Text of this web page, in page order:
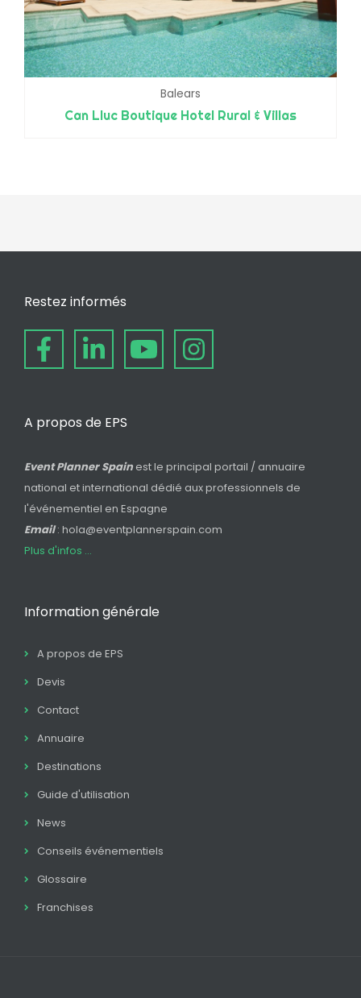
Balears
Can Lluc Boutique Hotel Rural & Villas
Restez informés
A propos de EPS
Event Planner Spain est le principal portail / annuaire
national et international dédié aux professionnels de
l'événementiel en Espagne
Email: hola@eventplannerspain.com
Plus d'infos ...
Information générale
A propos de EPS
Devis
Contact
Annuaire
Destinations
Guide d'utilisation
News
Conseils événementiels
Glossaire
Franchises